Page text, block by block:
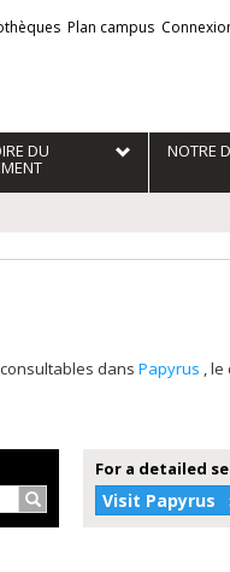
Plan campus
DU NOTRE
dans Papyrus , le
Search…
For a detailed
Visit Papyrus